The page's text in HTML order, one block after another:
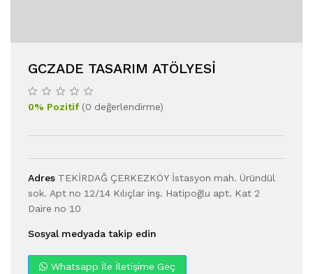
GCZADE TASARIM ATÖLYESI
0% Pozitif(0 değerlendirme)
Adres TEKİRDAĞ ÇERKEZKÖY İstasyon mah. Üründül
sok. Apt no 12/14 Kılıçlar inş. Hatipoğlu apt. Kat 2
Daire no 10
Sosyal medyada takip edin
Whatsapp İle İletişime Geç